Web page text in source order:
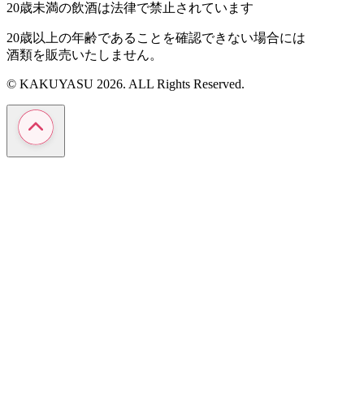
20歳未満の飲酒は法律で禁止されています
20歳以上の年齢であることを確認できない場合には
酒類を販売いたしません。
© KAKUYASU 2026. ALL Rights Reserved.